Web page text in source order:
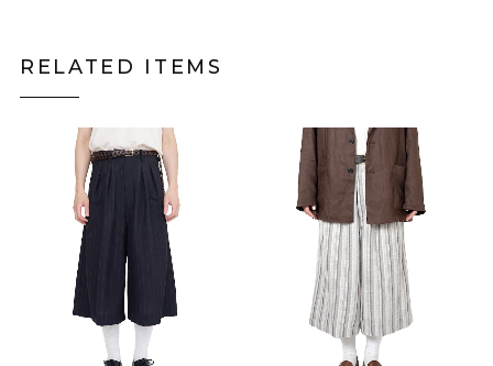
RELATED ITEMS